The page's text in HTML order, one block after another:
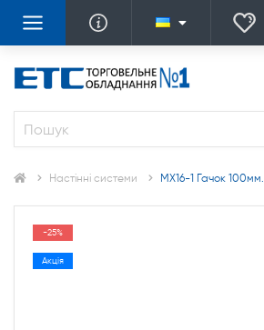
Настінні системи MX16-1 Гачок 100мм.
-25%
Акція